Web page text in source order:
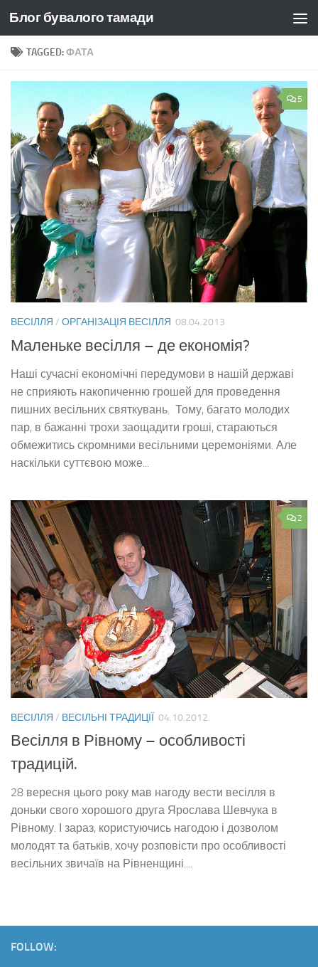
Skip to content
Блог бувалого тамади
TAGGED:ФАТА
5
ВЕСІЛЛЯ / ОРГАНІЗАЦІЯ ВЕСІЛЛЯ 08.04.2013
Маленьке весілля – де економія?
Наші сучасні економічні передумови в нашій державі
не сприяють накопиченню грошей для проведення
пишних весільних святкувань. Тому, багато молодих
пар, в бажанні трохи заощадити гроші, стараються
обмежитись скромними весільними церемоніями. Але
наскільки суттєвою може...
2
ВЕСІЛЛЯ / ВЕСІЛЬНІ ТРАДИЦІЇ 04.10.2012
Весілля в Рівному – особливості
традицій.
28 вересня цього року мав нагоду вести весілля в
доньки свого хорошого друга Ярослава Шевчука в
Рівному. І зараз, користуючись нагодою і дозволом
молодят та батьків, хочу розповісти про особливості
весільних звичаїв на Рівненщині....
FOLLOW: